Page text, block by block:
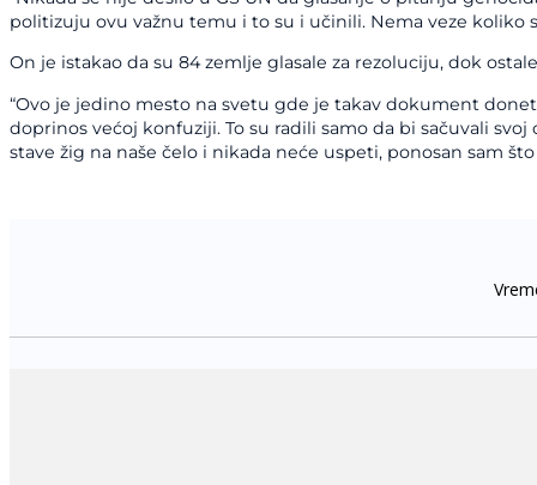
politizuju ovu važnu temu i to su i učinili. Nema veze koliko
On je istakao da su 84 zemlje glasale za rezoluciju, dok
“Ovo je jedino mesto na svetu gde je takav dokument
doprinos većoj konfuziji. To su radili samo da bi sačuvali
stave žig na naše čelo i nikada neće uspeti, ponosan sam